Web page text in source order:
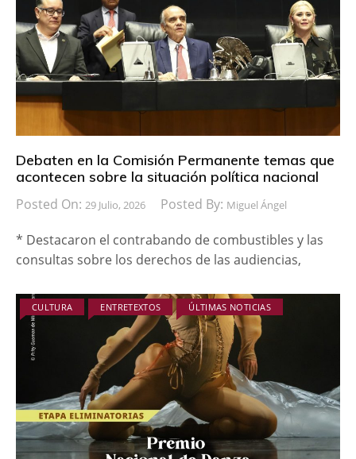
Debaten en la Comisión Permanente temas que
acontecen sobre la situación política nacional
Posted On: 29 Julio, 2026 Posted By: Miguel Ángel
* Destacaron el contrabando de combustibles y las
consultas sobre los derechos de las audiencias,
CULTURA ENTRETEXTOS ÚLTIMAS NOTICIAS